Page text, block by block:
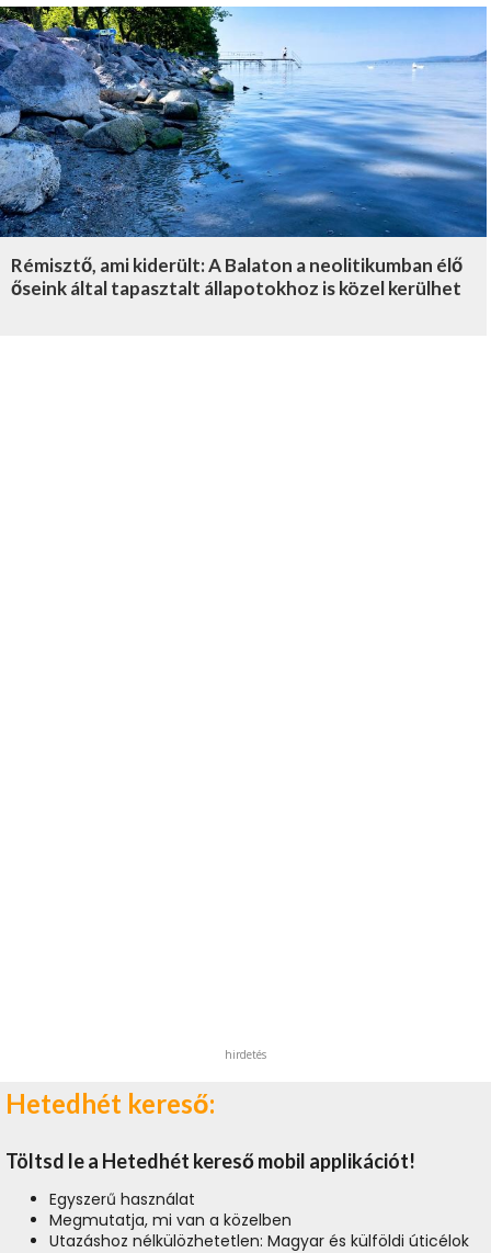
Rémisztő, ami kiderült: A Balaton a neolitikumban élő
őseink által tapasztalt állapotokhoz is közel kerülhet
hirdetés
Hetedhét kereső:
Töltsd le a Hetedhét kereső mobil applikációt!
Egyszerű használat
Megmutatja, mi van a közelben
Utazáshoz nélkülözhetetlen: Magyar és külföldi úticélok